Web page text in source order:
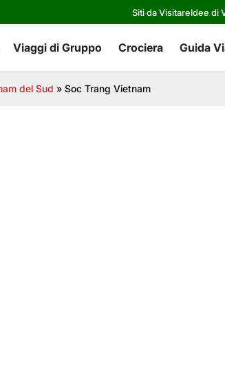
Siti da VisitareIdee di
Viaggi di Gruppo Crociera Guida
del Sud » Soc Trang Vietnam